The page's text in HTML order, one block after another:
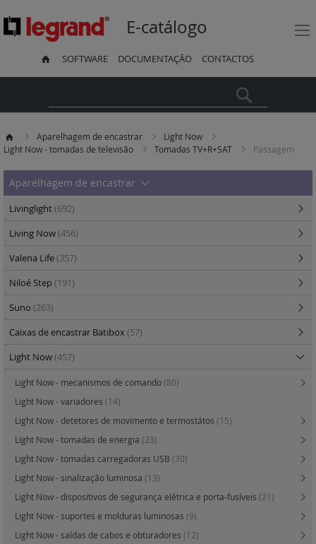
E-catálogo
SOFTWARE DOCUMENTAÇÃO CONTACTOS
Aparelhagem de encastrar
Light Now
Light Now - tomadas de televisão
Tomadas TV+R+SAT Passagem
Aparelhagem de encastrar
Livinglight(692)
Living Now(456)
Valena Life(357)
Niloé Step(191)
Suno (263)
Caixas de encastrar Batibox(57)
Light Now(457)
Light Now - mecanismos de comando(80)
Light Now - variadores (14)
Light Now - detetores de movimento e termostátos (15)
Light Now - tomadas de energia (23)
Light Now - tomadas carregadoras USB (30)
Light Now - sinalização luminosa (13)
Light Now - dispositivos de segurança elétrica e porta-fusíveis (21)
Light Now - suportes e molduras luminosas (9)
Light Now - saídas de cabos e obturadores (12)